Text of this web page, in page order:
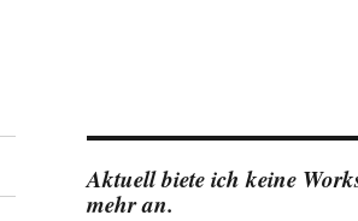
Aktuell biete ich keine
mehr an.